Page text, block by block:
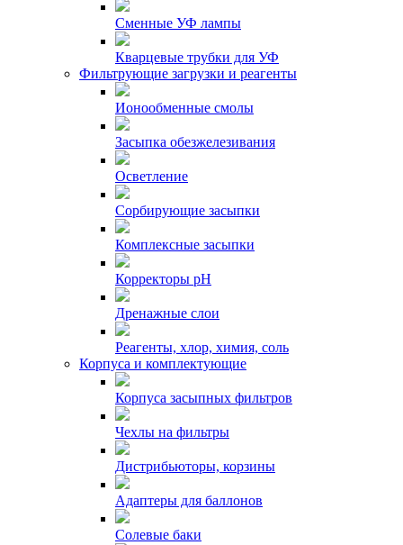
Сменные УФ лампы
Кварцевые трубки для УФ
Фильтрующие загрузки и реагенты
Ионообменные смолы
Засыпка обезжелезивания
Осветление
Сорбирующие засыпки
Комплексные засыпки
Корректоры pH
Дренажные слои
Реагенты, хлор, химия, соль
Корпуса и комплектующие
Корпуса засыпных фильтров
Чехлы на фильтры
Дистрибьюторы, корзины
Адаптеры для баллонов
Солевые баки